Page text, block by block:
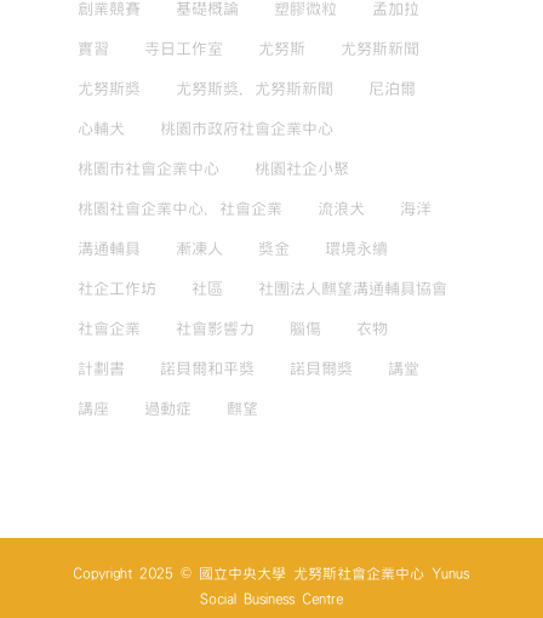
創業競賽 基礎概論 塑膠微粒 孟加拉
實習 寺日工作室 尤努斯 尤努斯新聞
尤努斯獎 尤努斯獎，尤努斯新聞 尼泊爾
心輔犬 桃園市政府社會企業中心
桃園市社會企業中心 桃園社企小聚
桃園社會企業中心，社會企業 流浪犬 海洋
溝通輔具 漸凍人 獎金 環境永續
社企工作坊 社區 社團法人麒望溝通輔具協會
社會企業 社會影響力 腦傷 衣物
計劃書 諾貝爾和平獎 諾貝爾獎 講堂
講座 過動症 麒望
Copyright 2025 © 國立中央大學 尤努斯社會企業中心 Yunus
Social Business Centre